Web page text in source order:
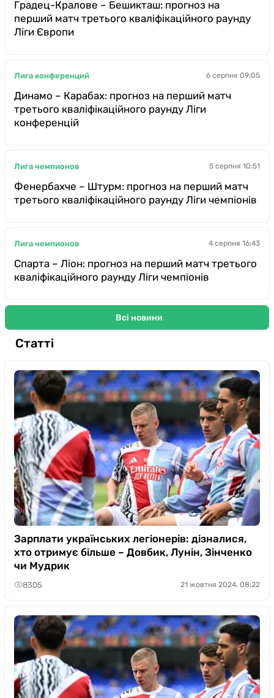
Градец-Кралове – Бешикташ: прогноз на
перший матч третього кваліфікаційного раунду
Ліги Європи
Лига конференций 6 серпня 09:05
Динамо – Карабах: прогноз на перший матч
третього кваліфікаційного раунду Ліги
конференцій
Лига чемпионов 5 серпня 10:51
Фенербахче – Штурм: прогноз на перший матч
третього кваліфікаційного раунду Ліги чемпіонів
Лига чемпионов 4 серпня 16:43
Спарта – Ліон: прогноз на перший матч третього
кваліфікаційного раунду Ліги чемпіонів
Всі новини
Статті
Зарплати українських легіонерів: дізналися,
хто отримує більше – Довбик, Лунін, Зінченко
чи Мудрик
8305 21 жовтня 2024, 08:22